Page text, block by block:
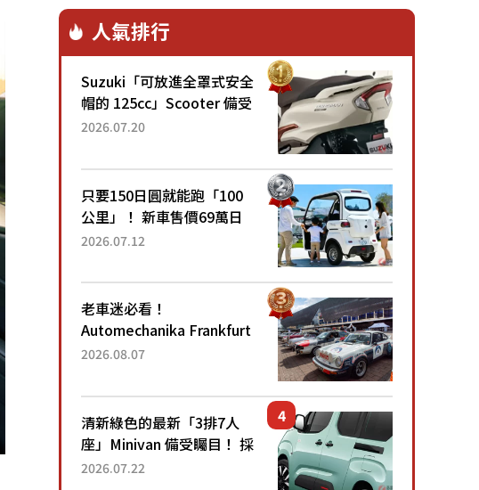
人氣排行
Suzuki「可放進全罩式安全
帽的 125cc」Scooter 備受
矚目！採用全新流線設計與
已陸續開始出口的新款
「B...
2026.07.20
只要150日圓就能跑「100
公里」！ 新車售價69萬日
圓的「3人座」Trike大受歡
為何能迅速熱賣？
2026.07.12
老車迷必看！
Automechanika Frankfurt
2026擴大經典車專區 1954
2026.08.07
清新綠色的最新「3排7人
座」Minivan 備受矚目！ 採
用全長4.7公尺剛剛好的車
2026.07.22